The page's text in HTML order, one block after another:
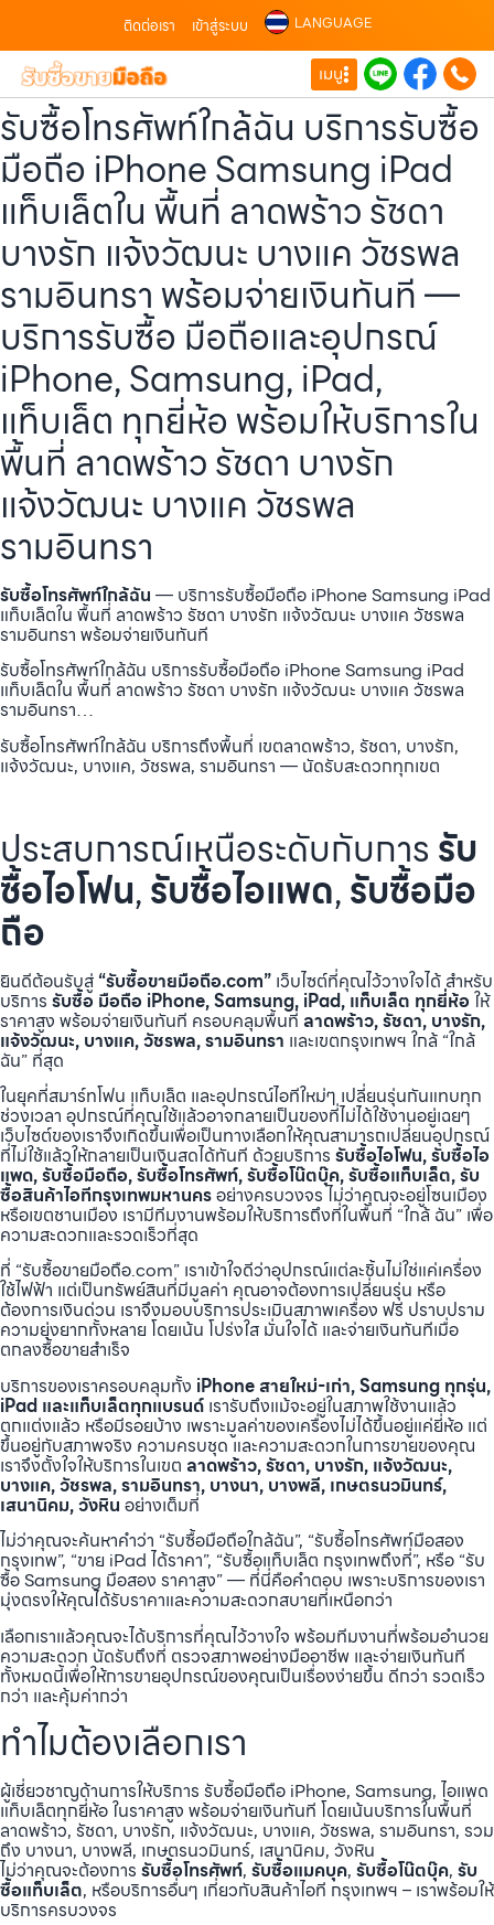
ติดต่อเรา เข้าสู่ระบบ LANGUAGE
เมนู
รับซื้อโทรศัพท์ใกล้ฉัน บริการรับซื้อ
มือถือ iPhone Samsung iPad
แท็บเล็ตใน พื้นที่ ลาดพร้าว รัชดา
บางรัก แจ้งวัฒนะ บางแค วัชรพล
รามอินทรา พร้อมจ่ายเงินทันที —
บริการรับซื้อ มือถือและอุปกรณ์
iPhone, Samsung, iPad,
แท็บเล็ต ทุกยี่ห้อ พร้อมให้บริการใน
พื้นที่ ลาดพร้าว รัชดา บางรัก
แจ้งวัฒนะ บางแค วัชรพล
รามอินทรา
รับซื้อโทรศัพท์ใกล้ฉัน — บริการรับซื้อมือถือ iPhone Samsung iPad
แท็บเล็ตใน พื้นที่ ลาดพร้าว รัชดา บางรัก แจ้งวัฒนะ บางแค วัชรพล
รามอินทรา พร้อมจ่ายเงินทันที
รับซื้อโทรศัพท์ใกล้ฉัน บริการรับซื้อมือถือ iPhone Samsung iPad
แท็บเล็ตใน พื้นที่ ลาดพร้าว รัชดา บางรัก แจ้งวัฒนะ บางแค วัชรพล
รามอินทรา…
รับซื้อโทรศัพท์ใกล้ฉัน บริการถึงพื้นที่ เขตลาดพร้าว, รัชดา, บางรัก,
แจ้งวัฒนะ, บางแค, วัชรพล, รามอินทรา — นัดรับสะดวกทุกเขต
ประสบการณ์เหนือระดับกับการรับ
ซื้อไอโฟน,รับซื้อไอแพด,รับซื้อมือ
ถือ
ยินดีต้อนรับสู่ “รับซื้อขายมือถือ.com” เว็บไซต์ที่คุณไว้วางใจได้ สำหรับ
บริการ รับซื้อ มือถือ iPhone, Samsung, iPad, แท็บเล็ต ทุกยี่ห้อ ให้
ราคาสูง พร้อมจ่ายเงินทันที ครอบคลุมพื้นที่ ลาดพร้าว, รัชดา, บางรัก,
แจ้งวัฒนะ, บางแค, วัชรพล, รามอินทรา และเขตกรุงเทพฯ ใกล้ “ใกล้
ฉัน” ที่สุด
ในยุคที่สมาร์ทโฟน แท็บเล็ต และอุปกรณ์ไอทีใหม่ๆ เปลี่ยนรุ่นกันแทบทุก
ช่วงเวลา อุปกรณ์ที่คุณใช้แล้วอาจกลายเป็นของที่ไม่ได้ใช้งานอยู่เฉยๆ
เว็บไซต์ของเราจึงเกิดขึ้นเพื่อเป็นทางเลือกให้คุณสามารถเปลี่ยนอุปกรณ์
ที่ไม่ใช้แล้วให้กลายเป็นเงินสดได้ทันที ด้วยบริการ รับซื้อไอโฟน, รับซื้อไอ
แพด, รับซื้อมือถือ, รับซื้อโทรศัพท์, รับซื้อโน๊ตบุ๊ค, รับซื้อแท็บเล็ต, รับ
ซื้อสินค้าไอทีกรุงเทพมหานครอย่างครบวงจร ไม่ว่าคุณจะอยู่โซนเมือง
หรือเขตชานเมือง เรามีทีมงานพร้อมให้บริการถึงที่ในพื้นที่ “ใกล้ ฉัน” เพื่อ
ความสะดวกและรวดเร็วที่สุด
ที่ “รับซื้อขายมือถือ.com” เราเข้าใจดีว่าอุปกรณ์แต่ละชิ้นไม่ใช่แค่เครื่อง
ใช้ไฟฟ้า แต่เป็นทรัพย์สินที่มีมูลค่า คุณอาจต้องการเปลี่ยนรุ่น หรือ
ต้องการเงินด่วน เราจึงมอบบริการประเมินสภาพเครื่อง ฟรี ปราบปราม
ความยุ่งยากทั้งหลาย โดยเน้น โปร่งใส มั่นใจได้ และจ่ายเงินทันทีเมื่อ
ตกลงซื้อขายสำเร็จ
บริการของเราครอบคลุมทั้ง iPhone สายใหม่-เก่า, Samsung ทุกรุ่น,
iPad และแท็บเล็ตทุกแบรนด์ เรารับถึงแม้จะอยู่ในสภาพใช้งานแล้ว
ตกแต่งแล้ว หรือมีรอยบ้าง เพราะมูลค่าของเครื่องไม่ได้ขึ้นอยู่แค่ยี่ห้อ แต่
ขึ้นอยู่กับสภาพจริง ความครบชุด และความสะดวกในการขายของคุณ
เราจึงตั้งใจให้บริการในเขต ลาดพร้าว, รัชดา, บางรัก, แจ้งวัฒนะ,
บางแค, วัชรพล, รามอินทรา, บางนา, บางพลี, เกษตรนวมินทร์,
เสนานิคม, วังหิน อย่างเต็มที่
ไม่ว่าคุณจะค้นหาคำว่า “รับซื้อมือถือใกล้ฉัน”, “รับซื้อโทรศัพท์มือสอง
กรุงเทพ”, “ขาย iPad ได้ราคา”, “รับซื้อแท็บเล็ต กรุงเทพถึงที่”, หรือ “รับ
ซื้อ Samsung มือสอง ราคาสูง” — ที่นี่คือคำตอบ เพราะบริการของเรา
มุ่งตรงให้คุณได้รับราคาและความสะดวกสบายที่เหนือกว่า
เลือกเราแล้วคุณจะได้บริการที่คุณไว้วางใจ พร้อมทีมงานที่พร้อมอำนวย
ความสะดวก นัดรับถึงที่ ตรวจสภาพอย่างมืออาชีพ และจ่ายเงินทันที
ทั้งหมดนี้เพื่อให้การขายอุปกรณ์ของคุณเป็นเรื่องง่ายขึ้น ดีกว่า รวดเร็ว
กว่า และคุ้มค่ากว่า
ทำไมต้องเลือกเรา
ผู้เชี่ยวชาญด้านการให้บริการ รับซื้อมือถือ iPhone, Samsung, ไอแพด
แท็บเล็ตทุกยี่ห้อ ในราคาสูง พร้อมจ่ายเงินทันที โดยเน้นบริการในพื้นที่
ลาดพร้าว, รัชดา, บางรัก, แจ้งวัฒนะ, บางแค, วัชรพล, รามอินทรา, รวม
ถึง บางนา, บางพลี, เกษตรนวมินทร์, เสนานิคม, วังหิน
ไม่ว่าคุณจะต้องการ รับซื้อโทรศัพท์, รับซื้อแมคบุค, รับซื้อโน๊ตบุ๊ค, รับ
ซื้อแท็บเล็ต, หรือบริการอื่นๆ เกี่ยวกับสินค้าไอที กรุงเทพฯ – เราพร้อมให้
บริการครบวงจร